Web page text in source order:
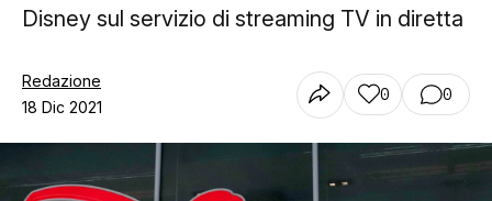
Disney sul servizio di streaming TV in diretta
Redazione
18 Dic 2021
0 0